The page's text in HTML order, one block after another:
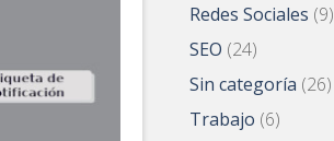
Redes Sociales (9)
SEO (24)
Sin categoría (26)
Trabajo (6)